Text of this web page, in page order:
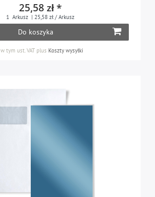
25,58 zł *
1 Arkusz | 25,58 zł / Arkusz
Do koszyka
w tym ust. VATplus Koszty wysyłki